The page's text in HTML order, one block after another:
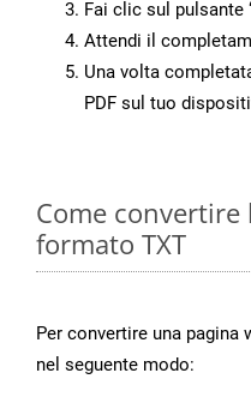
Fai clic sul pulsante
Attendi il
Una volta
PDF sul tuo
Come convertire
formato TXT
Per convertire una pagina
nel seguente modo: